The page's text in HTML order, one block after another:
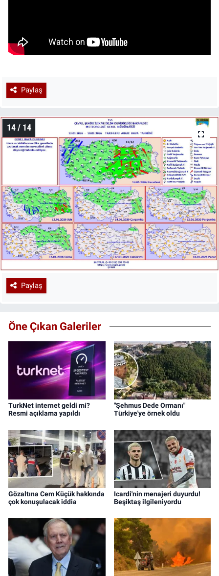
Paylaş
14 / 14
Paylaş
Öne Çıkan Galeriler
TurkNet internet geldi mi?
Resmi açıklama yapıldı
"Şehmus Dede Ormanı"
Türkiye'ye örnek oldu
Gözaltına Cem Küçük hakkında
çok konuşulacak iddia
Icardi'nin menajeri duyurdu!
Beşiktaş ilgileniyordu